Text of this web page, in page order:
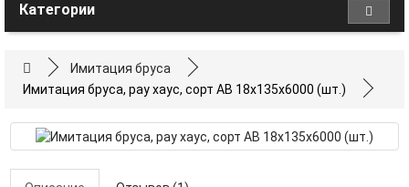
Категории
Имитация бруса
Имитация бруса, рау хаус, сорт AB 18x135x6000 (шт.)